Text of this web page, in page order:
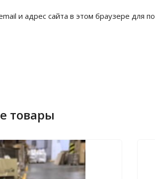
и адрес сайта в этом браузере для
товары